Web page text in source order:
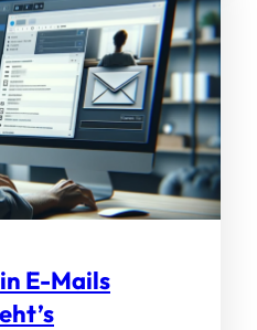
E-Mails